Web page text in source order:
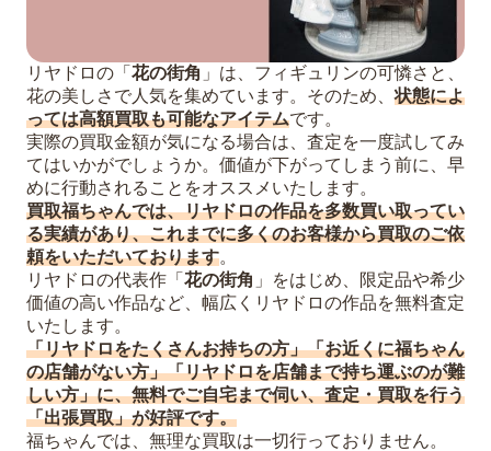
リヤドロの「 花の街角 」は、フィギュリンの可憐さと、
花の美しさで人気を集めています。そのため、状態によ
っては高額買取も可能なアイテムです。
実際の買取金額が気になる場合は、査定を一度試してみ
てはいかがでしょうか。価値が下がってしまう前に、早
めに行動されることをオススメいたします。
買取福ちゃんでは、リヤドロの作品を多数買い取ってい
る実績があり、これまでに多くのお客様から買取のご依
頼をいただいております。
リヤドロの代表作「 花の街角 」をはじめ、限定品や希少
価値の高い作品など、幅広くリヤドロの作品を無料査定
いたします。
「リヤドロをたくさんお持ちの方」「お近くに福ちゃん
の店舗がない方」「リヤドロを店舗まで持ち運ぶのが難
しい方」に、無料でご自宅まで伺い、査定・買取を行う
「出張買取」が好評です。
福ちゃんでは、無理な買取は一切行っておりません。